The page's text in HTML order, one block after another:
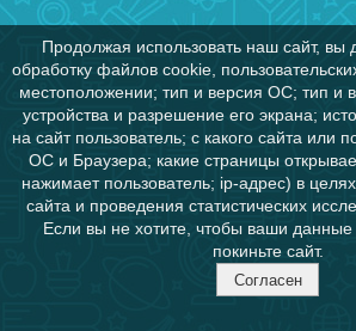
Продолжая использовать наш сайт, вы
обработку файлов cookie,
местоположении; тип и версия ОС; тип и
устройства и разрешение его экрана;
на сайт пользователь; с какого сайта или
ОС и Браузера; какие страницы
нажимает пользователь; ip-адрес) в
сайта и проведения статистических
Если вы не хотите, чтобы ваши
покиньте сайт.
Согласен